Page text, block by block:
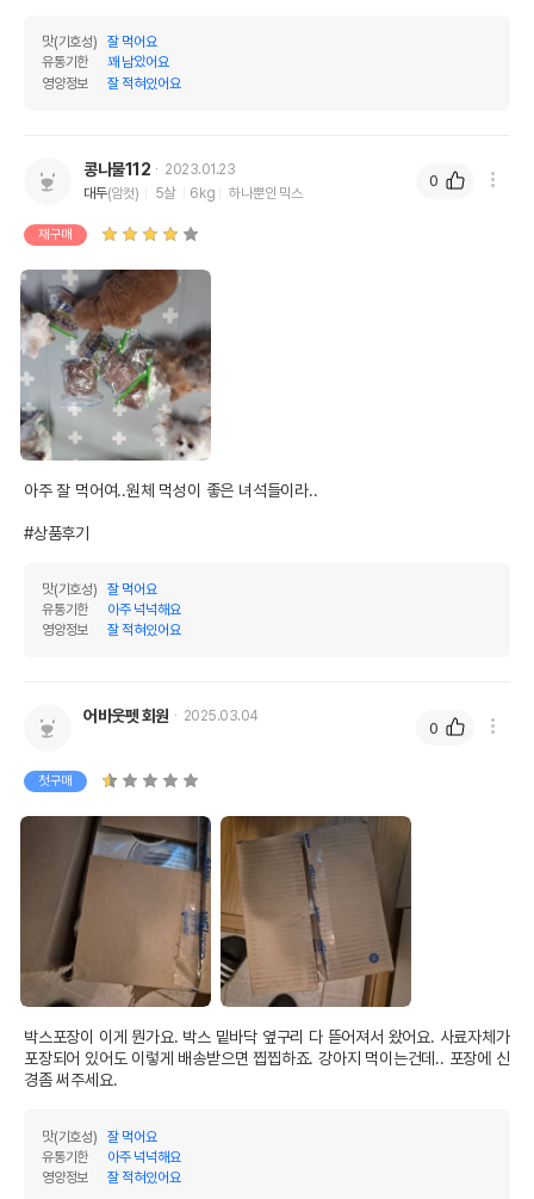
맛(기호성)
잘 먹어요
유통기한
꽤 남았어요
영양정보
잘 적혀있어요
콩나물112
2023.01.23
대두(암컷) 5살 6kg 하나뿐인 믹스
재구매
아주 잘 먹어여..원체 먹성이 좋은 녀석들이라..
#상품후기
맛(기호성)
잘 먹어요
유통기한
아주 넉넉해요
영양정보
잘 적혀있어요
0
어바웃펫 회원 2025.03.04
첫구매
박스포장이 이게 뭔가요. 박스 밑바닥 옆구리 다 뜯어져서 왔어요. 사료자체가
포장되어 있어도 이렇게 배송받으면 찝찝하죠. 강아지 먹이는건데.. 포장에 신
경좀 써주세요.
맛(기호성)
잘 먹어요
유통기한
아주 넉넉해요
영양정보
잘 적혀있어요
0